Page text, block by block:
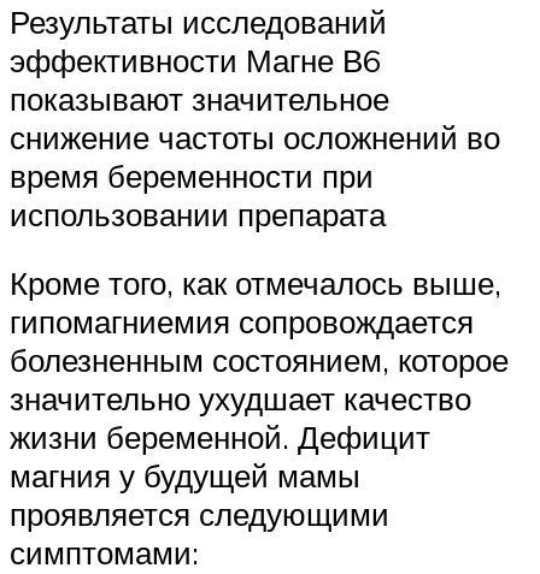
Результаты исследований
эффективности Магне В6
показывают значительное
снижение частоты осложнений во
время беременности при
использовании препарата
Кроме того, как отмечалось выше,
гипомагниемия сопровождается
болезненным состоянием, которое
значительно ухудшает качество
жизни беременной. Дефицит
магния у будущей мамы
проявляется следующими
симптомами: